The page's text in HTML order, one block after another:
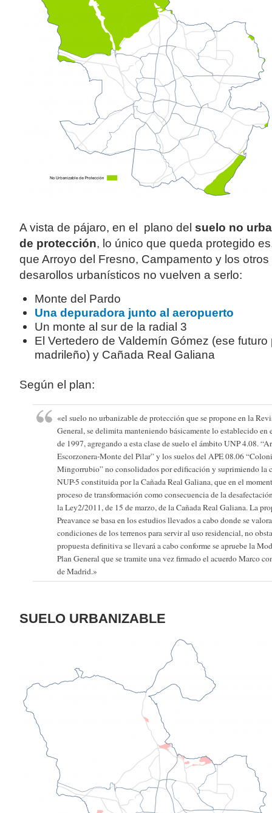
A vista de pájaro, en el plano del suelo no
de protección, lo único que queda protegido
que Arroyo del Fresno, Campamento y los otros
desarollos urbanísticos no vuelven a serlo:
Monte del Pardo
Una depuradora junto al aeropuerto
Un monte al sur de la radial 3
El Vertedero de Valdemín Gómez (ese futuro
madrileño) y Cañada Real Galiana
Según el plan:
«el suelo no urbanizable de protección que se propone en la
General, se delimita manteniendo básicamente lo establecido en
de 1997, agregando a esta clase de suelo el ámbito UNP 4.08.
Escorzonera-Monte del Pilar” y los suelos del APE 08.06
Mingorrubio” no consolidados por edificación y suprimiendo la
NUP-5 constituida por la Cañada Real Galiana, que en el
proceso de transformación como consecuencia de la
la Ley2/2011, de 15 de marzo, de la Cañada Real Galiana. La
Preavance se basa en los estudios llevados a cabo donde se
condiciones de los terrenos para servir al uso residencial, no
propuesta definitiva se llevará a cabo conforme se apruebe la
Plan General que se tramite una vez firmado el acuerdo Marco
de Madrid.»
SUELO URBANIZABLE